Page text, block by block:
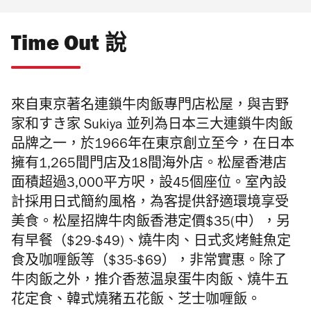
Time Out 說
來自東京著名連鎖牛肉飯專門店松屋， 與吉野
家和すき家 Sukiya 並列為日本三大連鎖牛肉飯
品牌之一，於1966年在東京創立至今，在日本
擁有1,265間門店及18間海外店。松屋香港店
面積超過3,000平方呎，設45個座位。室內設
計採用日式簡約風格，為客提供舒適環境享受
美食。 松屋招牌牛肉飯香港定價$35(中），另
有早餐（$29-$49)、燒牛肉、 日式炙烤鮭魚定
食及咖喱飯等（$35-$69），非常實惠。除了
牛肉飯之外，推介香葱温泉蛋牛肉飯、燒牛五
花定食、韓式燒豬五花飯、芝士咖喱飯。